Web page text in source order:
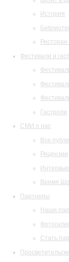
История
Фестивали и
Гастроли
СМИ о нас
Все
Рецензии
Интервью
Время
Партнеры
Наши
Стать